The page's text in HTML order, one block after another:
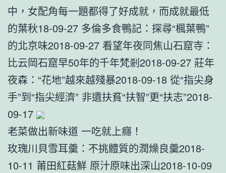
中，女配角每一題都得了好成就，而成就最低
的葉秋18-09-27 多倫多食鴨記：探尋“楓葉鴨”
的北京味2018-09-27 看望年夜同焦山石窟寺：
比云岡石窟早50年的千年梵剎2018-09-27 莊年
夜森：“花地”越來越殘暴2018-09-18 從“指尖身
手”到“指尖經濟” 非遺扶貧“扶智”更“扶志”2018-
09-17
老菜做出新味道 一吃就上癮！
玫瑰川貝雪耳羹：不挑體質的潤燥良羹2018-
10-11 莆田紅菇鮮 原汁原味出深山2018-10-09